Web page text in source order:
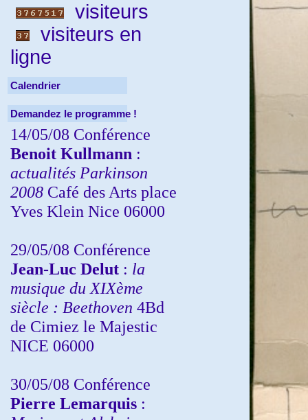
visiteurs
visiteurs en
ligne
Calendrier
Demandez le programme !
14/05/08 Conférence
Benoit Kullmann :
actualités Parkinson
2008 Café des Arts place
Yves Klein Nice 06000
29/05/08 Conférence
Jean-Luc Delut : la
musique du XIXème
siècle : Beethoven 4Bd
de Cimiez le Majestic
NICE 06000
30/05/08 Conférence
Pierre Lemarquis :